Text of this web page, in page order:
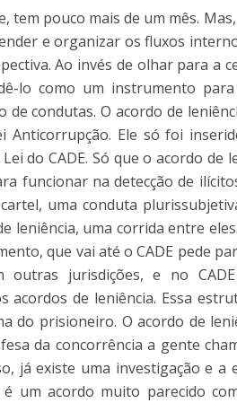
tem pouco mais de um mês.
e organizar os fluxos
Ao invés de olhar para a
lo como um instrumento
de condutas. O acordo de
Anticorrupção. Ele só foi
do CADE. Só que o acordo de
funcionar na detecção de
uma conduta
leniência, uma corrida entre
que vai até o CADE pede
outras jurisdições, e no
acordos de leniência. Essa
do prisioneiro. O acordo de
da concorrência a gente
já existe uma investigação e
é um acordo muito parecido